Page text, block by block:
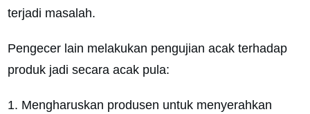
terjadi masalah.
Pengecer lain melakukan pengujian acak terhadap
produk jadi secara acak pula:
Mengharuskan produsen untuk menyerahkan